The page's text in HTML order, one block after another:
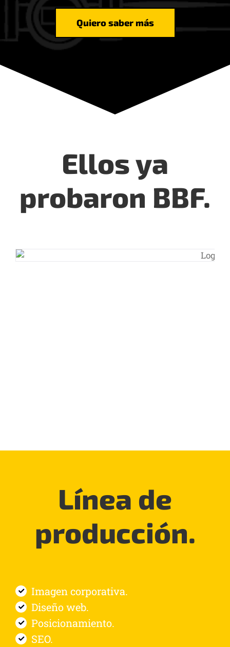
Quiero saber más
Ellos ya
probaron BBF.
Línea de
producción.
Imagen corporativa.
Diseño web.
Posicionamiento.
SEO.